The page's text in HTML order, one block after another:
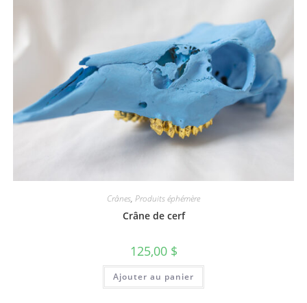
Crânes, Produits éphémère
Crâne de cerf
125,00 $
Ajouter au panier